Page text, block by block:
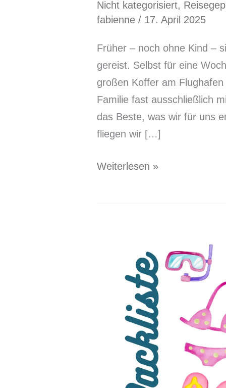
Nicht kategorisiert,
fabienne / 17. April 2025
Früher – noch ohne Kind –
gereist. Selbst für eine
großen Koffer am
Familie fast ausschließlich
das Beste, was wir für uns
fliegen wir […]
Weiterlesen »
Unverzichtbares